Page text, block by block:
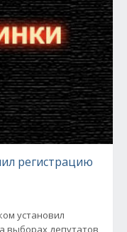
регистрацию
установил
выборах депутатов